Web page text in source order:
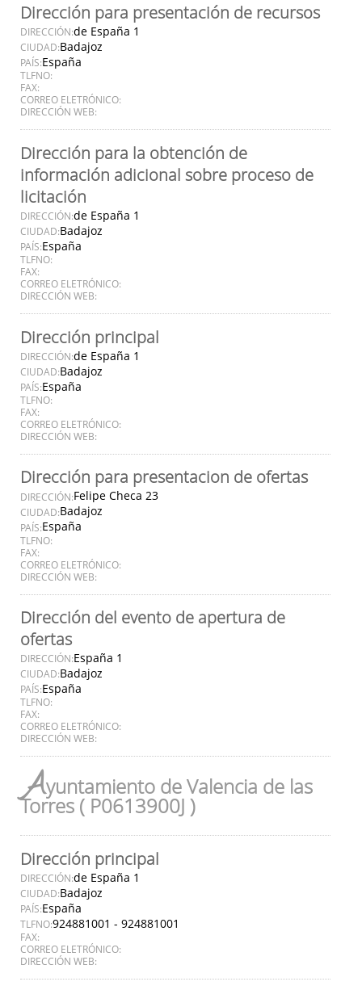
Dirección para presentación de recursos
DIRECCIÓN:de España 1
CIUDAD:Badajoz
PAÍS:España
TLFNO:
FAX:
CORREO ELETRÓNICO:
DIRECCIÓN WEB:
Dirección para la obtención de
información adicional sobre proceso de
licitación
DIRECCIÓN:de España 1
CIUDAD:Badajoz
PAÍS:España
TLFNO:
FAX:
CORREO ELETRÓNICO:
DIRECCIÓN WEB:
Dirección principal
DIRECCIÓN:de España 1
CIUDAD:Badajoz
PAÍS:España
TLFNO:
FAX:
CORREO ELETRÓNICO:
DIRECCIÓN WEB:
Dirección para presentacion de ofertas
DIRECCIÓN:Felipe Checa 23
CIUDAD:Badajoz
PAÍS:España
TLFNO:
FAX:
CORREO ELETRÓNICO:
DIRECCIÓN WEB:
Dirección del evento de apertura de
ofertas
DIRECCIÓN:España 1
CIUDAD:Badajoz
PAÍS:España
TLFNO:
FAX:
CORREO ELETRÓNICO:
DIRECCIÓN WEB:
Ayuntamiento de Valencia de las
Torres ( P0613900J )
Dirección principal
DIRECCIÓN:de España 1
CIUDAD:Badajoz
PAÍS:España
TLFNO:924881001 - 924881001
FAX:
CORREO ELETRÓNICO:
DIRECCIÓN WEB: